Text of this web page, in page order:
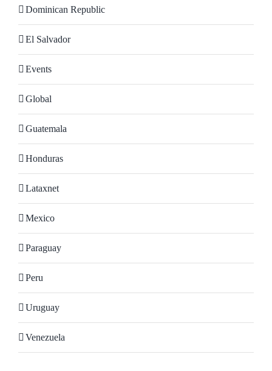
Dominican Republic
El Salvador
Events
Global
Guatemala
Honduras
Lataxnet
Mexico
Paraguay
Peru
Uruguay
Venezuela